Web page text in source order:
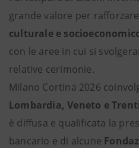
grande valore per
culturale e
con le aree in cui si
relative cerimonie.
Milano Cortina 2026
Lombardia, Veneto e
è diffusa e qualificata la
bancario e di alcune